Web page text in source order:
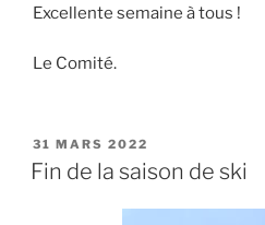
Excellente semaine à tous !
Le Comité.
PUBLIÉ
LE
31 MARS 2022
Fin de la saison de ski